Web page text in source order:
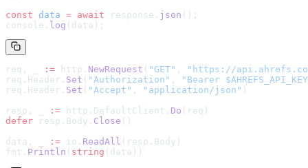
const data = await response. json ();
console. log (data);
req, _ := http. NewRequest ( "GET" , " https://
req.Header. Set ( "Authorization" ,
"Bearer
req.Header. Set ( "Accept" , "application/json" )
resp, _
:= http.DefaultClient. Do (req)
defer resp.Body. Close ()
data, _
:= io. ReadAll (resp.Body)
fmt. Println ( string (data))